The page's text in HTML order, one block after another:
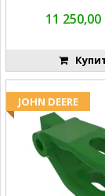
11 250,00
JOHN DEERE